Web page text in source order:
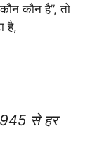
कौन है”, तो
है,
से हर